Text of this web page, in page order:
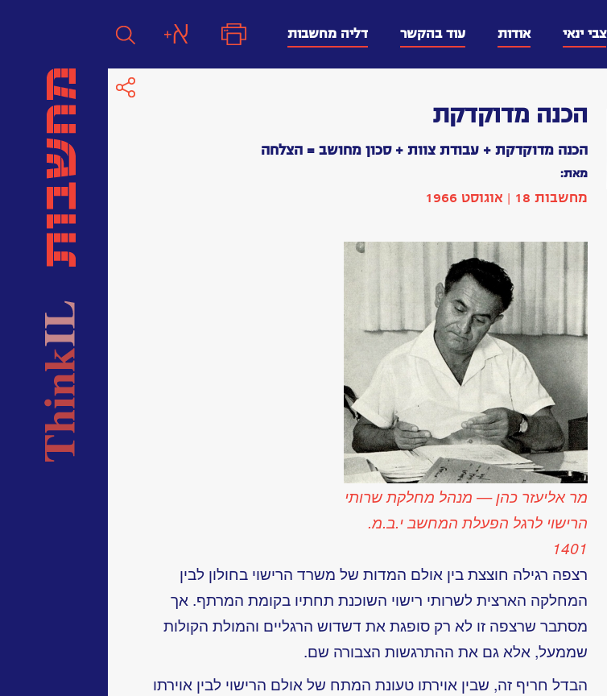
צבי ינאי אודות עוד בהקשר דליה מחשבות
הכנה מדוקדקת
הכנה מדוקדקת + עבודת צוות + סכון מחושב = הצלחה
מאת:
מחשבות 18 | אוגוסט 1966
מר אליעזר כהן — מנהל מחלקת שרותי
הרישוי לרגל הפעלת המחשב י.ב.מ.
1401
רצפה רגילה חוצצת בין אולם המדות של משרד הרישוי בחולון לבין
המחלקה הארצית לשרותי רישוי השוכנת תחתיו בקומת המרתף. אך
מסתבר שרצפה זו לא רק סופגת את דשדוש הרגליים והמולת הקולות
שממעל, אלא גם את ההתרגשות הצבורה שם.
הבדל חריף זה, שבין אוירתו טעונת המתח של אולם הרישוי לבין אוירתו